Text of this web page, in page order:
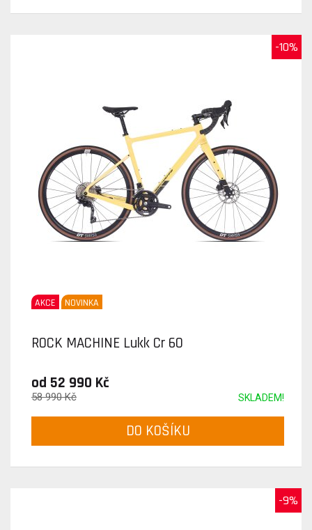
-10%
AKCE NOVINKA
ROCK MACHINE Lukk Cr 60
od 52 990 Kč
SKLADEM!
58 990 Kč
DO KOŠÍKU
-9%